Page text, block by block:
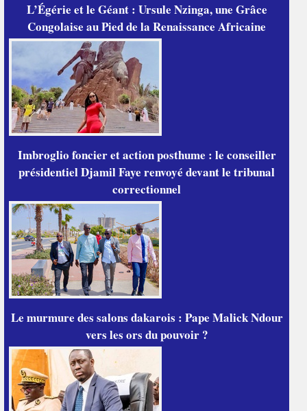
L’Égérie et le Géant : Ursule Nzinga, une Grâce
Congolaise au Pied de la Renaissance Africaine
Imbroglio foncier et action posthume : le conseiller
présidentiel Djamil Faye renvoyé devant le tribunal
correctionnel
Le murmure des salons dakarois : Pape Malick Ndour
vers les ors du pouvoir ?